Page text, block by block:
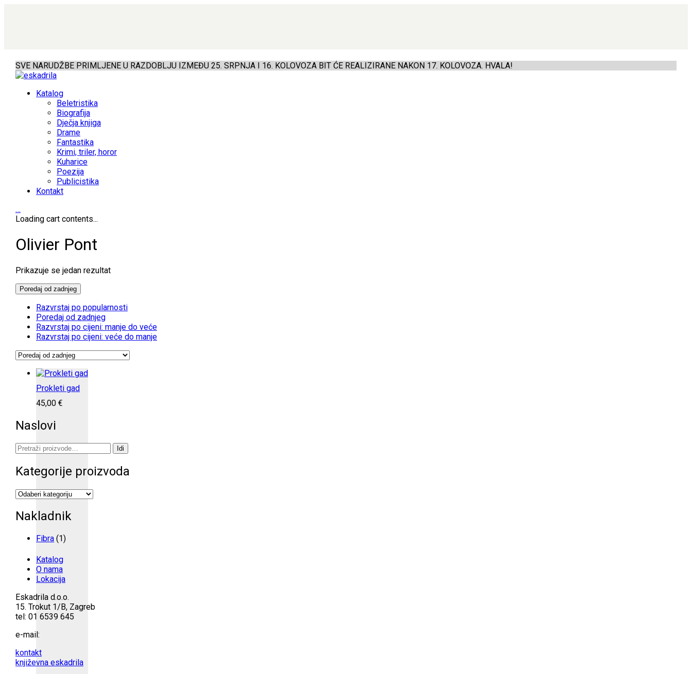
SVE NARUDŽBE PRIMLJENE U RAZDOBLJU IZMEĐU 25. SRPNJA I 16. KOLOVOZA BIT ĆE REALIZIRANE NAKON 17. KOLOVOZA. HVALA!
Katalog
Beletristika
Biografija
Dječja knjiga
Drame
Fantastika
Krimi, triler, horor
Kuharice
Poezija
Publicistika
Kontakt
…
Loading cart contents...
Olivier Pont
Prikazuje se jedan rezultat
Poredaj od zadnjeg
Razvrstaj po popularnosti
Poredaj od zadnjeg
Razvrstaj po cijeni: manje do veće
Razvrstaj po cijeni: veće do manje
Prokleti gad
45,00 €
Naslovi
Pretraži: Idi
Kategorije proizvoda
Nakladnik
Fibra (1)
Katalog
O nama
Lokacija
Eskadrila d.o.o.
15. Trokut 1/B, Zagreb
tel: 01 6539 645
e-mail:
kontakt
književna eskadrila